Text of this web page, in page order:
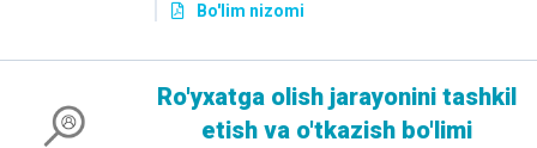
Bo'lim nizomi
Ro'yxatga olish jarayonini tashkil
etish va o'tkazish bo'limi